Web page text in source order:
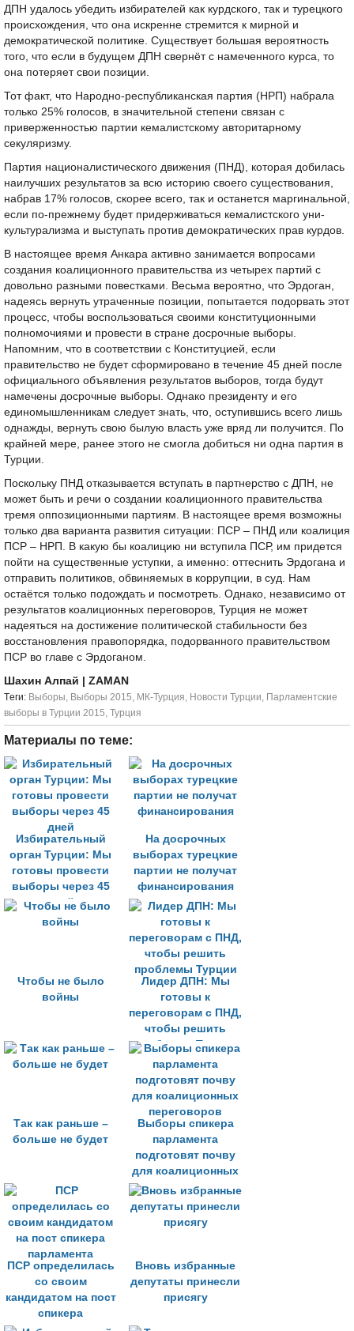
ДПН удалось убедить избирателей как курдского, так и турецкого
происхождения, что она искренне стремится к мирной и
демократической политике. Существует большая вероятность
того, что если в будущем ДПН свернёт с намеченного курса, то
она потеряет свои позиции.
Тот факт, что Народно-республиканская партия (НРП) набрала
только 25% голосов, в значительной степени связан с
приверженностью партии кемалистскому авторитарному
секуляризму.
Партия националистического движения (ПНД), которая добилась
наилучших результатов за всю историю своего существования,
набрав 17% голосов, скорее всего, так и останется маргинальной,
если по-прежнему будет придерживаться кемалистского уни-
культурализма и выступать против демократических прав курдов.
В настоящее время Анкара активно занимается вопросами
создания коалиционного правительства из четырех партий с
довольно разными повестками. Весьма вероятно, что Эрдоган,
надеясь вернуть утраченные позиции, попытается подорвать этот
процесс, чтобы воспользоваться своими конституционными
полномочиями и провести в стране досрочные выборы.
Напомним, что в соответствии с Конституцией, если
правительство не будет сформировано в течение 45 дней после
официального объявления результатов выборов, тогда будут
намечены досрочные выборы. Однако президенту и его
единомышленникам следует знать, что, оступившись всего лишь
однажды, вернуть свою былую власть уже вряд ли получится. По
крайней мере, ранее этого не смогла добиться ни одна партия в
Турции.
Поскольку ПНД отказывается вступать в партнерство с ДПН, не
может быть и речи о создании коалиционного правительства
тремя оппозиционными партиям. В настоящее время возможны
только два варианта развития ситуации: ПСР – ПНД или коалиция
ПСР – НРП. В какую бы коалицию ни вступила ПСР, им придется
пойти на существенные уступки, а именно: оттеснить Эрдогана и
отправить политиков, обвиняемых в коррупции, в суд. Нам
остаётся только подождать и посмотреть. Однако, независимо от
результатов коалиционных переговоров, Турция не может
надеяться на достижение политической стабильности без
восстановления правопорядка, подорванного правительством
ПСР во главе с Эрдоганом.
Шахин Алпай
| ZAMAN
Tеги: Выборы, Выборы 2015, МК-Турция, Новости Турции, Парламентские
выборы в Турции 2015, Турция
Материалы по теме:
Избирательный
орган Турции: Мы
готовы провести
выборы через 45
дней
На досрочных
выборах турецкие
партии не получат
финансирования
Чтобы не было
войны
Лидер ДПН: Мы
готовы к
переговорам с ПНД,
чтобы решить
проблемы Турции
Так как раньше –
больше не будет
Выборы спикера
парламента
подготовят почву
для коалиционных
переговоров
ПСР определилась
со своим
кандидатом на пост
спикера
Вновь избранные
депутаты принесли
присягу